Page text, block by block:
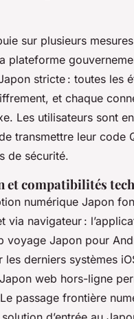
sur plusieurs
plateforme
stricte : toutes les
et chaque
Les utilisateurs sont
transmettre leur code
de sécurité.
et compatibilités
numérique Japon
via navigateur :
voyage Japon pour
derniers systèmes
web hors-ligne
passage frontière